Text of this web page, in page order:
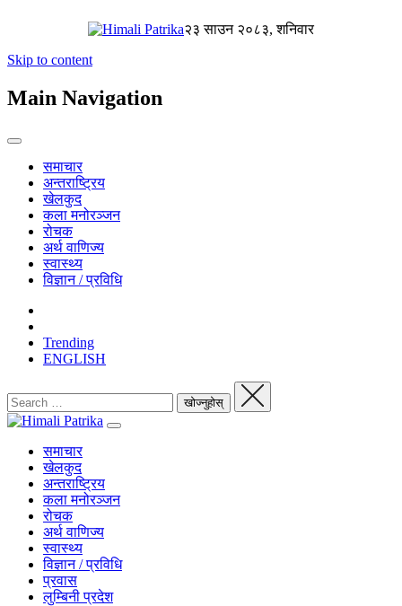
२३ साउन २०८३, शनिवार
Skip to content
Main Navigation
समाचार
अन्तराष्ट्रिय
खेलकुद
कला मनोरञ्जन
रोचक
अर्थ वाणिज्य
स्वास्थ्य
विज्ञान / प्रविधि
Trending
ENGLISH
समाचार
खेलकुद
अन्तराष्ट्रिय
कला मनोरञ्जन
रोचक
अर्थ वाणिज्य
स्वास्थ्य
विज्ञान / प्रविधि
प्रवास
लुम्बिनी प्रदेश